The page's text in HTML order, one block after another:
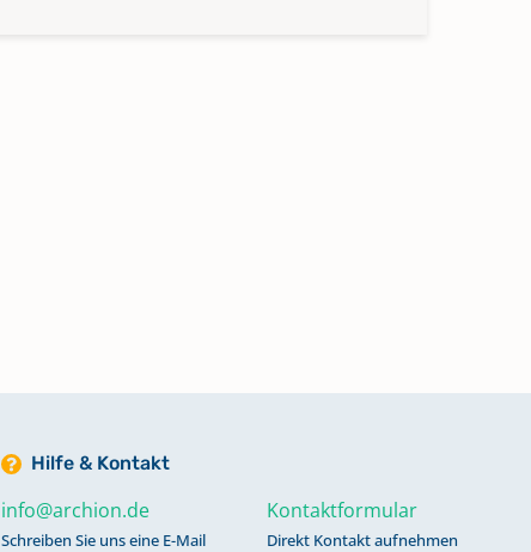
Hilfe & Kontakt
info@archion.de
Schreiben Sie uns eine E-Mail
Kontaktformular
Direkt Kontakt aufnehmen